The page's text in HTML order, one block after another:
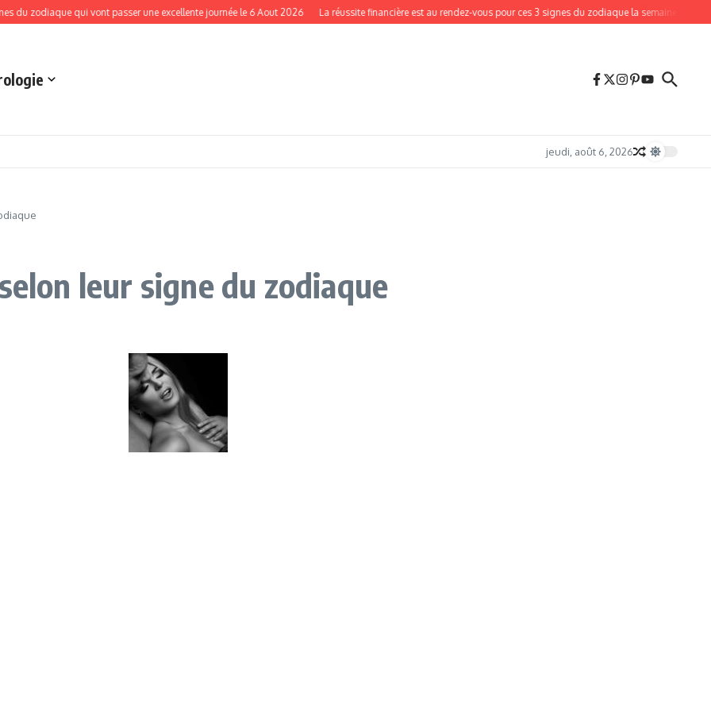
qui vont passer une excellente journée le 6 Aout 2026 La réussite financière est au rendez-vous pour ces 3 signes du zodiaque la semaine du 10 au 16 août
jeudi, août 6, 2026
leur signe du zodiaque